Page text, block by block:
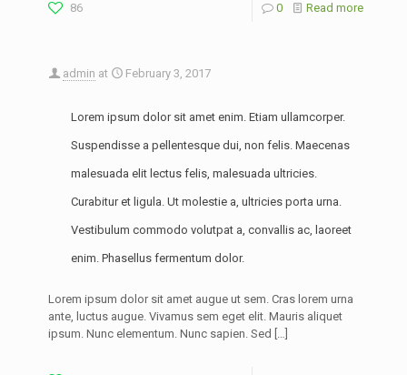
86 0 Read more
admin at February 3, 2017
Lorem ipsum dolor sit amet enim. Etiam ullamcorper.
Suspendisse a pellentesque dui, non felis. Maecenas
malesuada elit lectus felis, malesuada ultricies.
Curabitur et ligula. Ut molestie a, ultricies porta urna.
Vestibulum commodo volutpat a, convallis ac, laoreet
enim. Phasellus fermentum dolor.
Lorem ipsum dolor sit amet augue ut sem. Cras lorem urna
ante, luctus augue. Vivamus sem eget elit. Mauris aliquet
ipsum. Nunc elementum. Nunc sapien. Sed […]